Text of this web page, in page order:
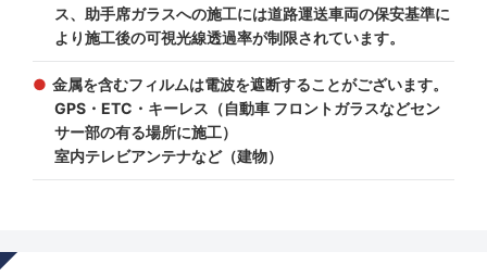
ス、助手席ガラスへの施工には道路運送車両の保安基準に
より施工後の可視光線透過率が制限されています。
金属を含むフィルムは電波を遮断することがございます。
GPS・ETC・キーレス（自動車 フロントガラスなどセン
サー部の有る場所に施工）
室内テレビアンテナなど（建物）